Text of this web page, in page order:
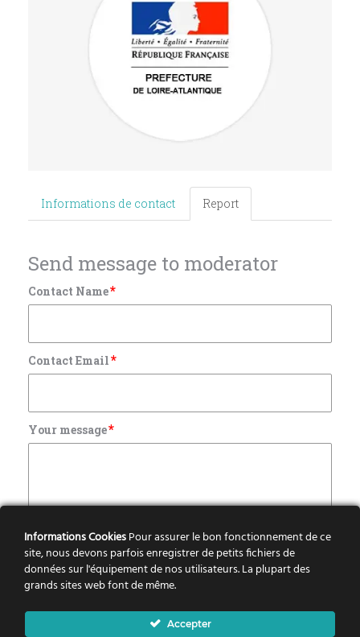
Informations de contact Report
Send message to moderator
Contact Name*
Contact Email*
Your message*
Informations CookiesPour assurer le bon fonctionnement de ce
site, nous devons parfois enregistrer de petits fichiers de
données sur l'équipement de nos utilisateurs. La plupart des
grands sites web font de même.
Accepter